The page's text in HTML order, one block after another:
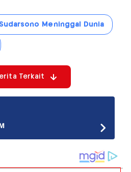
Meninggal Dunia
Terkait